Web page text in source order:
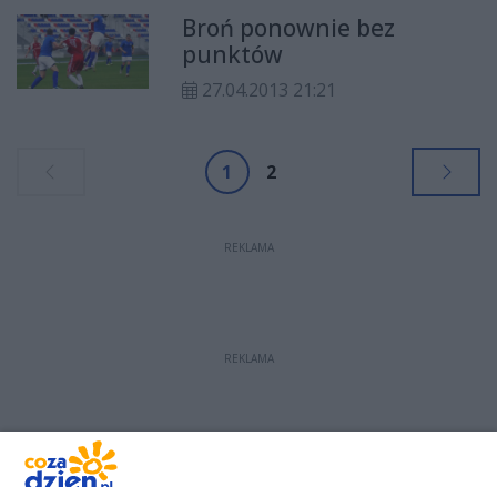
Broń ponownie bez
punktów
27.04.2013 21:21
1 2
REKLAMA
REKLAMA